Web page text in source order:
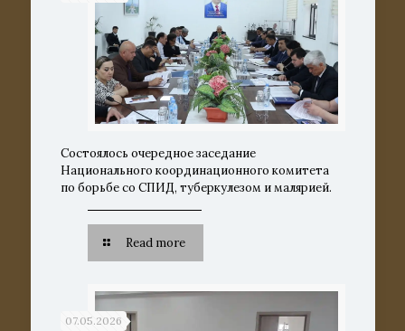
Состоялось очередное заседание
Национального координационного комитета
по борьбе со СПИД, туберкулезом и малярией.
Read more
07.05.2026